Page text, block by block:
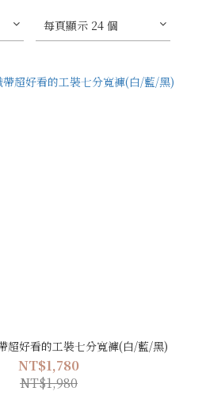
每頁顯示 24 個
超好看的工裝七分寬褲(白/藍/黑)
NT$1,780
NT$1,980